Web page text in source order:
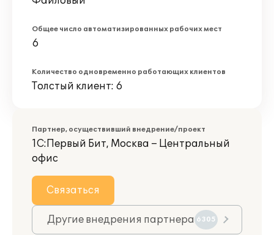
Общее число автоматизированных рабочих мест
6
Количество одновременно работающих клиентов
Толстый клиент: 6
Партнер, осуществивший внедрение/проект
1С:Первый Бит, Москва – Центральный
офис
Связаться
Другие внедрения партнера 6305